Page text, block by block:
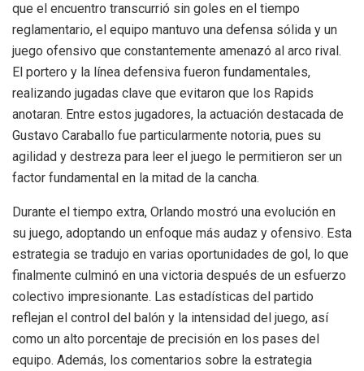
que el encuentro transcurrió sin goles en el tiempo
reglamentario, el equipo mantuvo una defensa sólida y un
juego ofensivo que constantemente amenazó al arco rival.
El portero y la línea defensiva fueron fundamentales,
realizando jugadas clave que evitaron que los Rapids
anotaran. Entre estos jugadores, la actuación destacada de
Gustavo Caraballo fue particularmente notoria, pues su
agilidad y destreza para leer el juego le permitieron ser un
factor fundamental en la mitad de la cancha.
Durante el tiempo extra, Orlando mostró una evolución en
su juego, adoptando un enfoque más audaz y ofensivo. Esta
estrategia se tradujo en varias oportunidades de gol, lo que
finalmente culminó en una victoria después de un esfuerzo
colectivo impresionante. Las estadísticas del partido
reflejan el control del balón y la intensidad del juego, así
como un alto porcentaje de precisión en los pases del
equipo. Además, los comentarios sobre la estrategia